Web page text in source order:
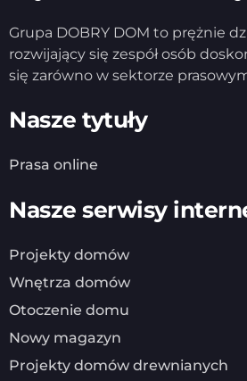
Grupa DOBRY DOM to prężnie
rozwijający się zespół osób
się zarówno w sektorze
Nasze tytuły
Prasa online
Nasze serwisy
Projekty domów
Wnętrza domów
Otoczenie domu
Nowy magazyn
Projekty domów drewnianych